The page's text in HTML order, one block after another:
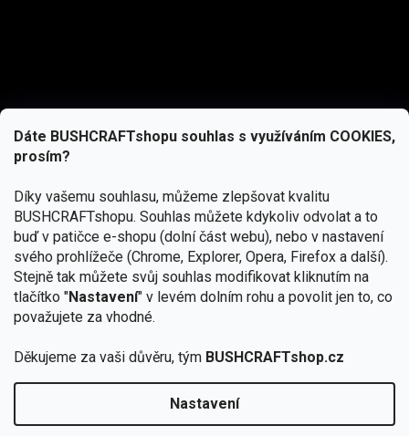
Dáte BUSHCRAFTshopu souhlas s využíváním COOKIES,
prosím?
Díky vašemu souhlasu, můžeme zlepšovat kvalitu
BUSHCRAFTshopu. Souhlas můžete kdykoliv odvolat a to
buď v patičce e-shopu (dolní část webu), nebo v nastavení
svého prohlížeče (Chrome, Explorer, Opera, Firefox a další).
Stejně tak můžete svůj souhlas modifikovat kliknutím na
tlačítko "Nastavení" v levém dolním rohu a povolit jen to, co
považujete za vhodné.
Děkujeme za vaši důvěru, tým BUSHCRAFTshop.cz
Nastavení
podmínkami ochrany osobních údajů
Copyright 2026BUSHCRAFTshop.cz. Všechna práva